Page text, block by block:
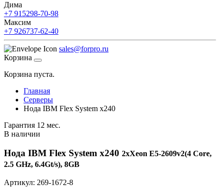
Дима
+7 915298-70-98
Максим
+7 926737-62-40
sales@forpro.ru
Корзина
Корзина пуста.
Главная
Серверы
Нода IBM Flex System x240
Гарантия 12 мес.
В наличии
Нода IBM Flex System x240 2xXeon E5-2609v2(4 Core,
2.5 GHz, 6.4Gt/s), 8GB
Артикул: 269-1672-8